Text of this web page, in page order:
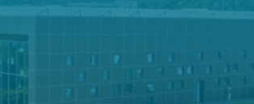
록접수 안내
초록접수
회 및 수정
후원 안내
후원 내역 조회